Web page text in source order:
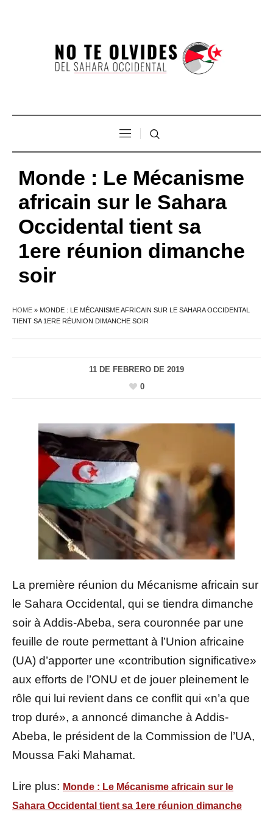
Monde : Le Mécanisme
africain sur le Sahara
Occidental tient sa
1ere réunion dimanche
soir
HOME » MONDE : LE MÉCANISME AFRICAIN SUR LE SAHARA OCCIDENTAL
TIENT SA 1ERE RÉUNION DIMANCHE SOIR
11 DE FEBRERO DE 2019
0
La première réunion du Mécanisme africain sur
le Sahara Occidental, qui se tiendra dimanche
soir à Addis-Abeba, sera couronnée par une
feuille de route permettant à l’Union africaine
(UA) d’apporter une «contribution significative»
aux efforts de l’ONU et de jouer pleinement le
rôle qui lui revient dans ce conflit qui «n’a que
trop duré», a annoncé dimanche à Addis-
Abeba, le président de la Commission de l’UA,
Moussa Faki Mahamat.
Lire plus: Monde : Le Mécanisme africain sur le
Sahara Occidental tient sa 1ere réunion dimanche